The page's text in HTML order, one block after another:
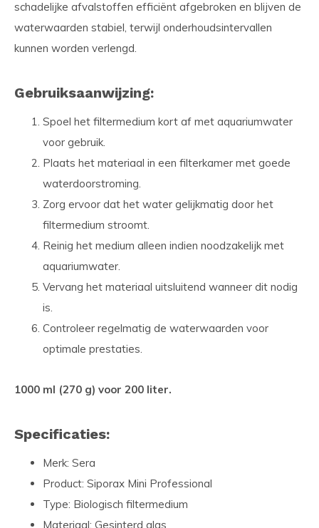
schadelijke afvalstoffen efficiënt afgebroken en blijven de
waterwaarden stabiel, terwijl onderhoudsintervallen
kunnen worden verlengd.
Gebruiksaanwijzing:
Spoel het filtermedium kort af met aquariumwater
voor gebruik.
Plaats het materiaal in een filterkamer met goede
waterdoorstroming.
Zorg ervoor dat het water gelijkmatig door het
filtermedium stroomt.
Reinig het medium alleen indien noodzakelijk met
aquariumwater.
Vervang het materiaal uitsluitend wanneer dit nodig
is.
Controleer regelmatig de waterwaarden voor
optimale prestaties.
1000 ml (270 g) voor 200 liter.
Specificaties:
Merk: Sera
Product: Siporax Mini Professional
Type: Biologisch filtermedium
Materiaal: Gesinterd glas